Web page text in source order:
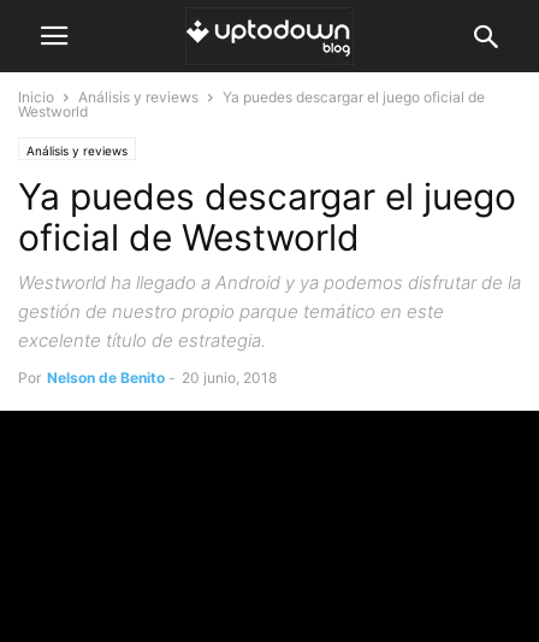
Inicio Análisis y reviews
Ya puedes descargar el juego oficial de
Westworld
Análisis y reviews
Ya puedes descargar el juego
oficial de Westworld
Westworld ha llegado a Android y ya podemos disfrutar de la
gestión de nuestro propio parque temático en este
excelente título de estrategia.
Por Nelson de Benito - 20 junio, 2018